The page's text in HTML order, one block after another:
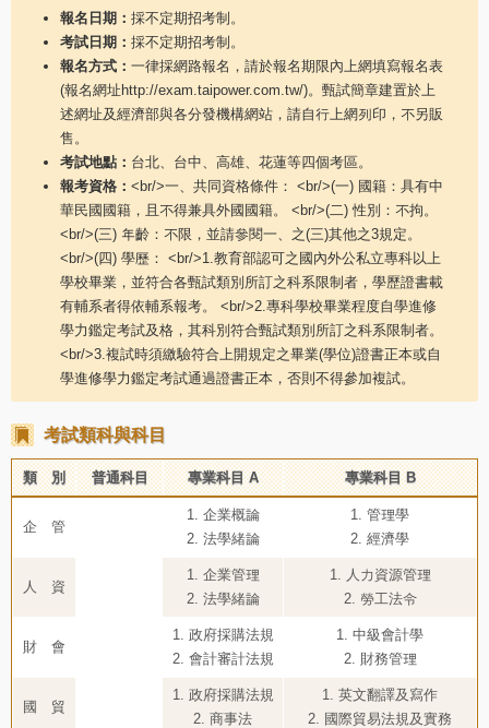
報名日期： 採不定期招考制。
考試日期： 採不定期招考制。
報名方式： 一律採網路報名，請於報名期限內上網填寫報名表
(報名網址http://exam.taipower.com.tw/)。甄試簡章建置於上
述網址及經濟部與各分發機構網站，請自行上網列印，不另販
售。
考試地點： 台北、台中、高雄、花蓮等四個考區。
報考資格： <br/>一、共同資格條件： <br/>(一) 國籍：具有中
華民國國籍，且不得兼具外國國籍。 <br/>(二) 性別：不拘。
<br/>(三) 年齡：不限，並請參閱一、之(三)其他之3規定。
<br/>(四) 學歷： <br/>1.教育部認可之國內外公私立專科以上
學校畢業，並符合各甄試類別所訂之科系限制者，學歷證書載
有輔系者得依輔系報考。 <br/>2.專科學校畢業程度自學進修
學力鑑定考試及格，其科別符合甄試類別所訂之科系限制者。
<br/>3.複試時須繳驗符合上開規定之畢業(學位)證書正本或自
學進修學力鑑定考試通過證書正本，否則不得參加複試。
考試類科與科目
類 別 普通科目 專業科目 A 專業科目 B
企 管
1. 企業概論
2. 法學緒論
1. 管理學
2. 經濟學
人 資
1. 企業管理
2. 法學緒論
1. 人力資源管理
2. 勞工法令
財 會
1. 政府採購法規
2. 會計審計法規
1. 中級會計學
2. 財務管理
國 貿
1. 政府採購法規
2. 商事法
1. 英文翻譯及寫作
2. 國際貿易法規及實務